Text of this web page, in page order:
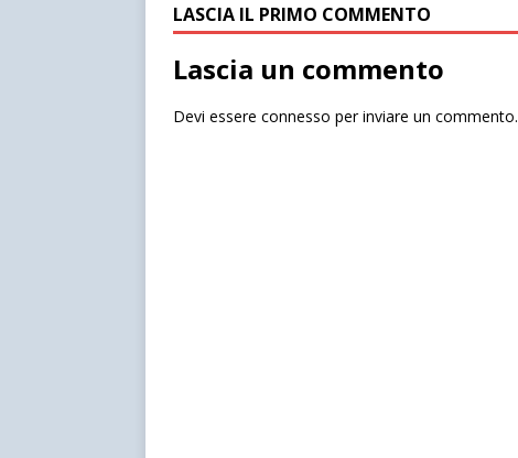
LASCIA IL PRIMO COMMENTO
Lascia un commento
Devi essere connesso per inviare un commento.